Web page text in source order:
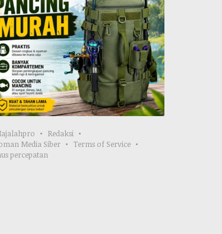
Redaksi
Media Siber
Terms of Service
percepatan